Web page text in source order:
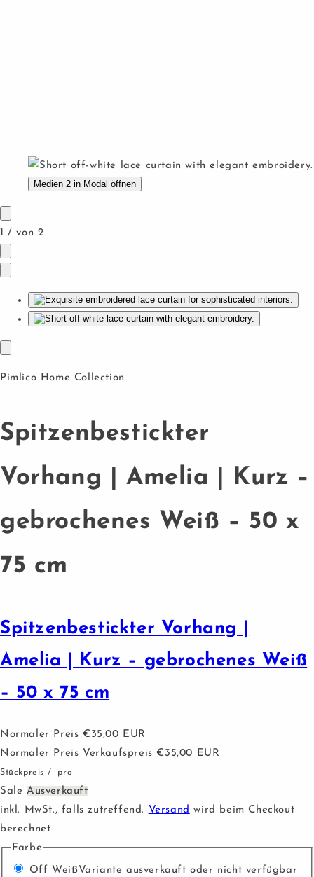
Medien 2 in Modal öffnen
1 /von 2
Pimlico Home Collection
Spitzenbestickter
Vorhang | Amelia | Kurz –
gebrochenes Weiß – 50 x
75 cm
Spitzenbestickter Vorhang |
Amelia | Kurz – gebrochenes Weiß
– 50 x 75 cm
Normaler Preis €35,00 EUR
Normaler Preis Verkaufspreis €35,00 EUR
Stückpreis / pro
Sale Ausverkauft
inkl. MwSt., falls zutreffend. Versand wird beim Checkout
berechnet
Farbe
Off WeißVariante ausverkauft oder nicht verfügbar